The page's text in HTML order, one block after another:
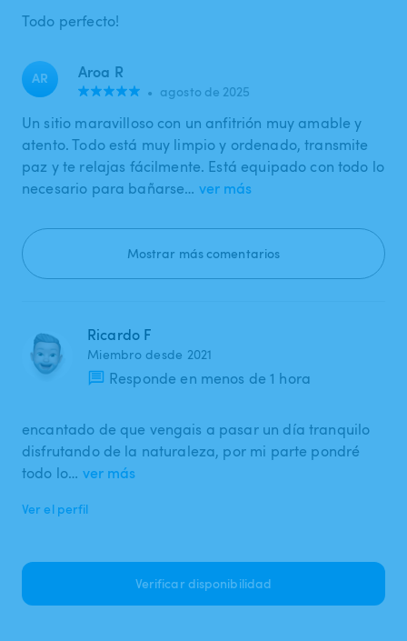
Todo perfecto!
AR Aroa R
• agosto de 2025
Un sitio maravilloso con un anfitrión muy amable y
atento. Todo está muy limpio y ordenado, transmite
paz y te relajas fácilmente. Está equipado con todo lo
necesario para bañarse… ver más
Mostrar más comentarios
Ricardo F
Miembro desde 2021
Responde en menos de 1 hora
encantado de que vengais a pasar un día tranquilo
disfrutando de la naturaleza, por mi parte pondré
todo lo… ver más
Ver el perfil
Verificar disponibilidad